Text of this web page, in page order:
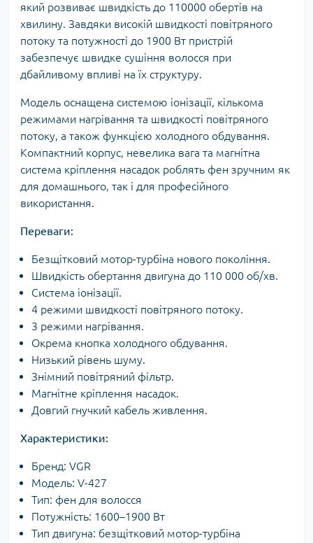
який розвиває швидкість до 110000 обертів на
хвилину. Завдяки високій швидкості повітряного
потоку та потужності до 1900 Вт пристрій
забезпечує швидке сушіння волосся при
дбайливому впливі на їх структуру.
Модель оснащена системою іонізації, кількома
режимами нагрівання та швидкості повітряного
потоку, а також функцією холодного обдування.
Компактний корпус, невелика вага та магнітна
система кріплення насадок роблять фен зручним як
для домашнього, так і для професійного
використання.
Переваги:
Безщітковий мотор-турбіна нового покоління.
Швидкість обертання двигуна до 110 000 об/хв.
Система іонізації.
4 режими швидкості повітряного потоку.
3 режими нагрівання.
Окрема кнопка холодного обдування.
Низький рівень шуму.
Знімний повітряний фільтр.
Магнітне кріплення насадок.
Довгий гнучкий кабель живлення.
Характеристики:
Бренд: VGR
Модель: V-427
Тип: фен для волосся
Потужність: 1600–1900 Вт
Тип двигуна: безщітковий мотор-турбіна